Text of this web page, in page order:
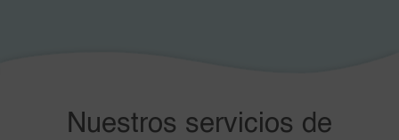
Nuestros servicios de